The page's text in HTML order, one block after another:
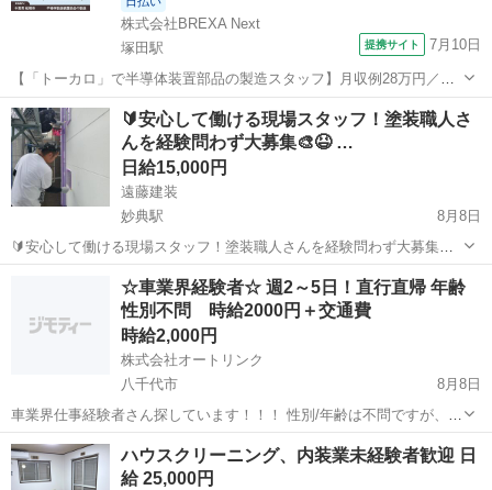
株式会社BREXA Next
塚田駅
提携サイト 7月10日
【「トーカロ」で半導体装置部品の製造スタッフ】月収例28万円／社
宅費無料！／土日祝休み×年間休日120日！／未経験男女活躍中！／格
安食堂利用可★ 人気の工場のお仕事 ◇半導体製造装置部品の製造加工
補助作業◇ 半導...
千葉 船橋市 塚田駅 その他
🔰安心して働ける現場スタッフ！塗装職人さ
んを経験問わず大募集🎨😆 …
日給15,000円
遠藤建装
妙典駅
8月8日
🔰安心して働ける現場スタッフ！塗装職人さんを経験問わず大募集🎨
😆 市川や浦安の住宅塗装でお馴染みの遠藤建装です😊🎶 募集記事に
目を通してくれてありがとうございます🙇🌸 🌿🌱塗装職人ってどんな
妙典駅 その他 スタッフ
☆車業界経験者☆ 週2～5日！直行直帰 年齢
性別不問 時給2000円＋交通費
時給2,000円
株式会社オートリンク
八千代市
8月8日
車業界仕事経験者さん探しています！！！ 性別/年齢は不問ですが、自
家用車で色々な現場に動ける方 オークション会場への出入りもした事
がある方だとなおプラス！ 仕事は基本1人で進めて頂き、直行直
帰、報告書などは...
千葉 八千代市 軽作業 写真撮影
ハウスクリーニング、内装業未経験者歓迎 日
給 25,000円